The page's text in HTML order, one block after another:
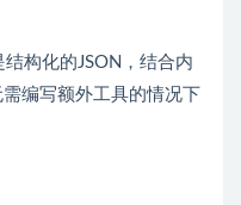
构化的JSON，结合内
编写额外工具的情况下